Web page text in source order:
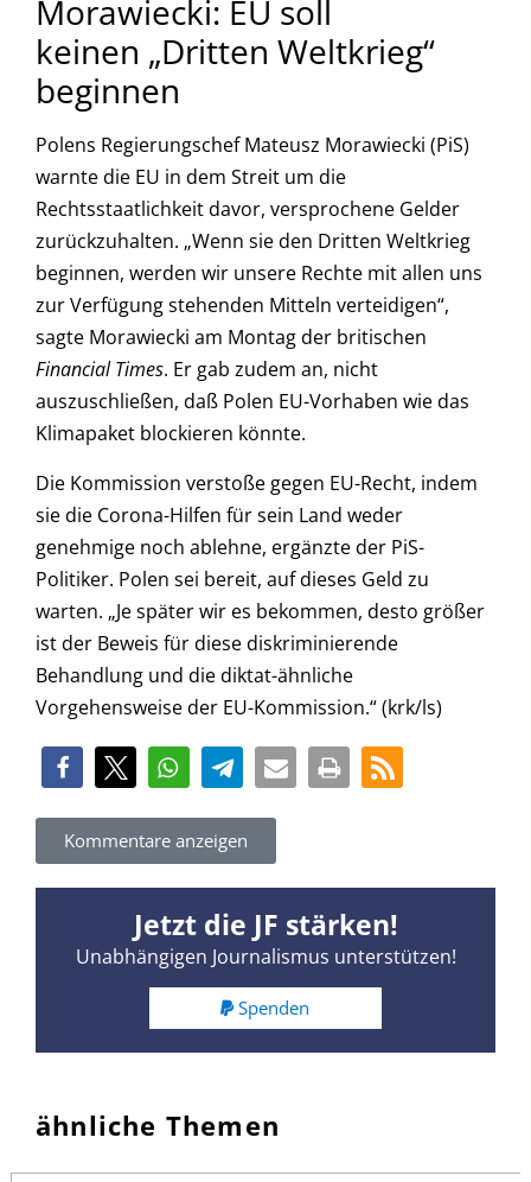
Morawiecki: EU soll
keinen „Dritten Weltkrieg“
beginnen
Polens Regierungschef Mateusz Morawiecki (PiS)
warnte die EU in dem Streit um die
Rechtsstaatlichkeit davor, versprochene Gelder
zurückzuhalten. „Wenn sie den Dritten Weltkrieg
beginnen, werden wir unsere Rechte mit allen uns
zur Verfügung stehenden Mitteln verteidigen“,
sagte Morawiecki am Montag der britischen
Financial Times. Er gab zudem an, nicht
auszuschließen, daß Polen EU-Vorhaben wie das
Klimapaket blockieren könnte.
Die Kommission verstoße gegen EU-Recht, indem
sie die Corona-Hilfen für sein Land weder
genehmige noch ablehne, ergänzte der PiS-
Politiker. Polen sei bereit, auf dieses Geld zu
warten. „Je später wir es bekommen, desto größer
ist der Beweis für diese diskriminierende
Behandlung und die diktat-ähnliche
Vorgehensweise der EU-Kommission.“ (krk/ls)
Kommentare anzeigen
Jetzt die JF stärken!
Unabhängigen Journalismus unterstützen!
Spenden
ähnliche Themen